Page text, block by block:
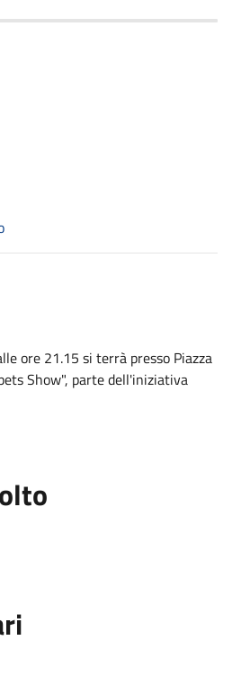
ore 21.15 si terrà presso Piazza
Show", parte dell'iniziativa